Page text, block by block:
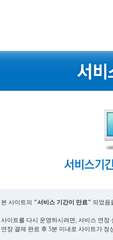
본 사이트의 "서비스 기간이 만료" 되었음
사이트를 다시 운영하시려면, 서비스 연장
연장 결제 완료 후 5분 이내로 사이트가 정